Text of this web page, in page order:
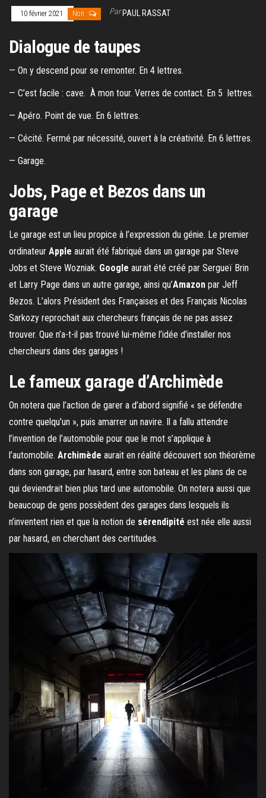
10 février 2021 Non ParPAUL RASSAT
Dialogue de taupes
— On y descend pour se remonter. En 4 lettres.
— C’est facile : cave. À mon tour. Verres de contact. En 5 lettres.
— Apéro. Point de vue. En 6 lettres.
— Cécité. Fermé par nécessité, ouvert à la créativité. En 6 lettres.
— Garage.
Jobs, Page et Bezos dans un
garage
Le garage est un lieu propice à l’expression du génie. Le premier
ordinateur Apple aurait été fabriqué dans un garage par Steve
Jobs et Steve Wozniak. Google aurait été créé par Sergueï Brin
et Larry Page dans un autre garage, ainsi qu’Amazon par Jeff
Bezos. L’alors Président des Françaises et des Français Nicolas
Sarkozy reprochait aux chercheurs français de ne pas assez
trouver. Que n’a-t-il pas trouvé lui-même l’idée d’installer nos
chercheurs dans des garages !
Le fameux garage d’Archimède
On notera que l’action de garer a d’abord signifié « se défendre
contre quelqu’un », puis amarrer un navire. Il a fallu attendre
l’invention de l’automobile pour que le mot s’applique à
l’automobile. Archimède aurait en réalité découvert son théorème
dans son garage, par hasard, entre son bateau et les plans de ce
qui deviendrait bien plus tard une automobile. On notera aussi que
beaucoup de gens possèdent des garages dans lesquels ils
n’inventent rien et que la notion de sérendipité est née elle aussi
par hasard, en cherchant des certitudes.